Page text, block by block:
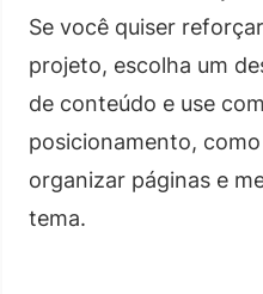
Se você quiser
projeto, escolha um
de conteúdo e use
posicionamento,
organizar páginas e
tema.